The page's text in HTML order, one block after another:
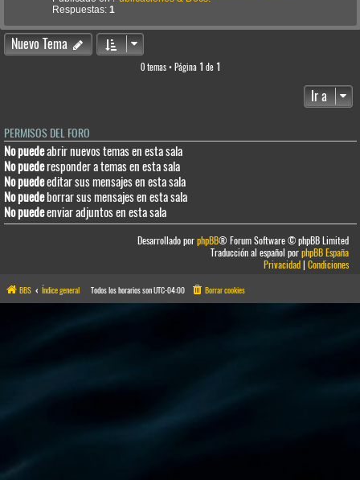
Respuestas: 1
Nuevo Tema
0 temas • Página 1 de 1
Ir a
PERMISOS DEL FORO
No puedeabrir nuevos temas en esta sala
No puederesponder a temas en esta sala
No puedeeditar sus mensajes en esta sala
No puedeborrar sus mensajes en esta sala
No puedeenviar adjuntos en esta sala
Desarrollado porphpBB® Forum Software © phpBB Limited
Traducción al español porphpBB España
Privacidad|Condiciones
BBS Índice general Todos los horarios sonUTC-04:00 Borrar cookies